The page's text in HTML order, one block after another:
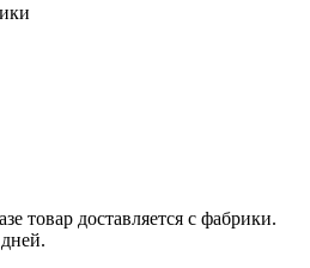
товар доставляется с фабрики.